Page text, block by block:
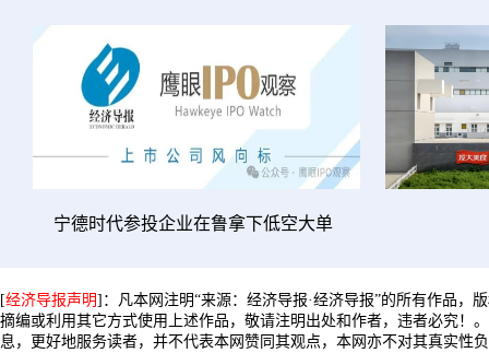
宁德时代参投企业在鲁拿下低空大单
[经济导报声明]：凡本网注明“来源：经济导报·经济导报”的所有作品，
摘编或利用其它方式使用上述作品，敬请注明出处和作者，违者必究！
息，更好地服务读者，并不代表本网赞同其观点，本网亦不对其真实性